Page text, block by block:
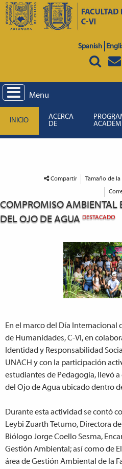
Spanish
Menu
INICIO
ACERCA
DE
Compartir Tamaño de
COMPROMISO AMBIENTAL
DEL OJO DE AGUA DESTACADO
En el marco del Día Internacional
de Humanidades, C-VI, en
Identidad y Responsabilidad
UNACH y con la participación
estudiantes de Pedagogía, llevó
del Ojo de Agua ubicado dentro
Durante esta actividad se contó
Leybi Zuarth Tetumo, Directora
Biólogo Jorge Coello Sesma,
Gestión Ambiental; así como de
área de Gestión Ambiental de la